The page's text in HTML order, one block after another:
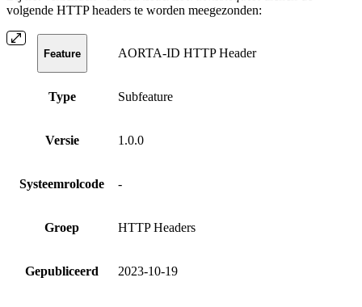
volgende HTTP headers te worden meegezonden:
Feature AORTA-ID HTTP Header
Type Subfeature
Versie 1.0.0
Systeemrolcode -
Groep HTTP Headers
Gepubliceerd 2023-10-19